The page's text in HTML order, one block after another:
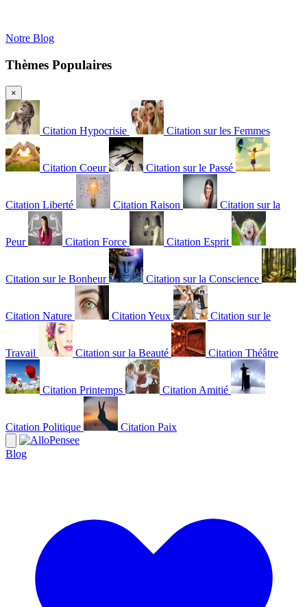
Notre Blog
Thèmes Populaires
×
Citation Hypocrisie Citation sur les Femmes
Citation Coeur Citation sur le Passé
Citation Liberté Citation Raison Citation sur la
Peur Citation Force Citation Esprit
Citation sur le Bonheur Citation sur la Conscience
Citation Nature Citation Yeux Citation sur le
Travail Citation sur la Beauté Citation Théâtre
Citation Printemps Citation Amitié
Citation Politique Citation Paix
Blog